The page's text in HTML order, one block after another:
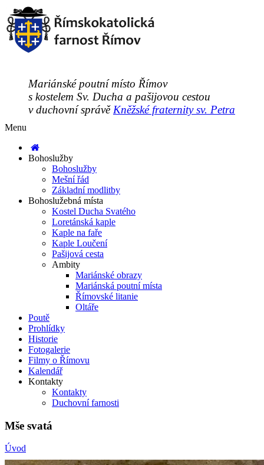
Mariánské poutní místo Římov
s kostelem Sv. Ducha a pašijovou cestou
v duchovní správě Kněžské fraternity sv. Petra
Menu
Bohoslužby
Bohoslužby
Mešní řád
Základní modlitby
Bohoslužebná místa
Kostel Ducha Svatého
Loretánská kaple
Kaple na faře
Kaple Loučení
Pašijová cesta
Ambity
Mariánské obrazy
Mariánská poutní místa
Římovské litanie
Oltáře
Poutě
Prohlídky
Historie
Fotogalerie
Filmy o Římovu
Kalendář
Kontakty
Kontakty
Duchovní farnosti
Mše svatá
Úvod